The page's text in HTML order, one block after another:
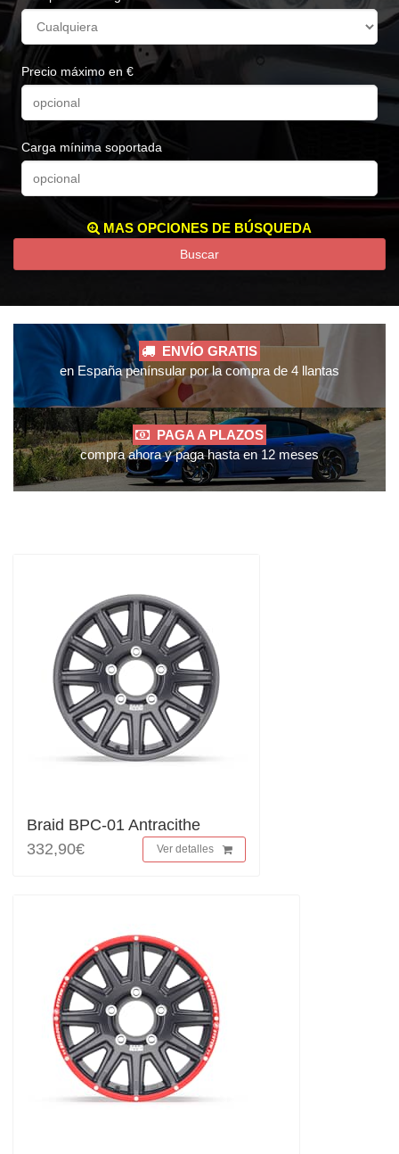
Precio máximo en €
Carga mínima soportada
MAS OPCIONES DE BÚSQUEDA
Buscar
ENVÍO GRATIS
en España penínsular por la compra de 4 llantas
PAGA A PLAZOS
compra ahora y paga hasta en 12 meses
Braid BPC-01 Antracithe
332,90€
Ver detalles